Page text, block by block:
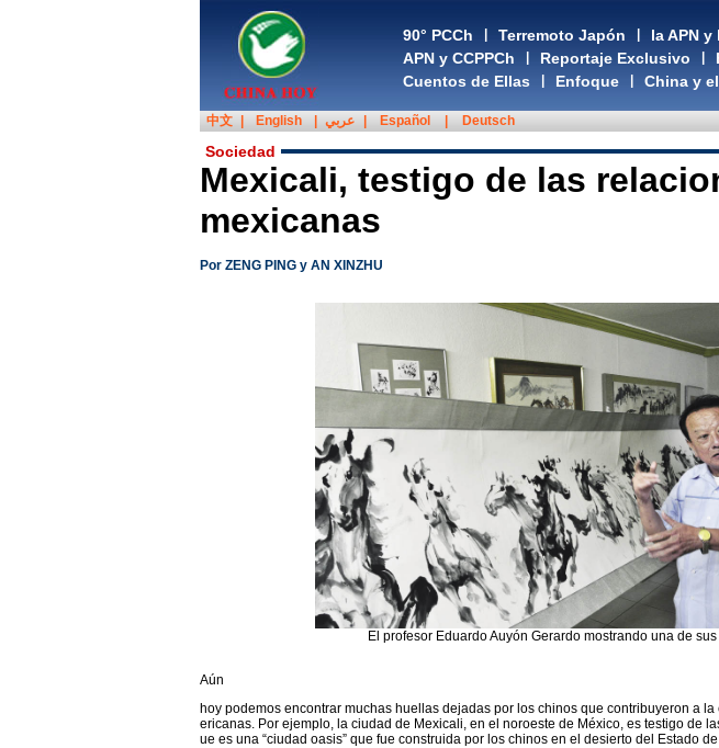
90° PCCh Terremoto Japón la APN y
APN y CCPPCh Reportaje Exclusivo
Cuentos de Ellas Enfoque China y
中文 English عربي Español Deutsch
Sociedad
Mexicali, testigo de las
mexicanas
Por ZENG PING y AN XINZHU
El profesor Eduardo Auyón Gerardo mostrando una de
Aún
hoy podemos encontrar muchas huellas dejadas por los chinos que contribuyeron a
ericanas. Por ejemplo, la ciudad de Mexicali, en el noroeste de México, es testigo de
ue es una “ciudad oasis” que fue construida por los chinos en el desierto del Estado